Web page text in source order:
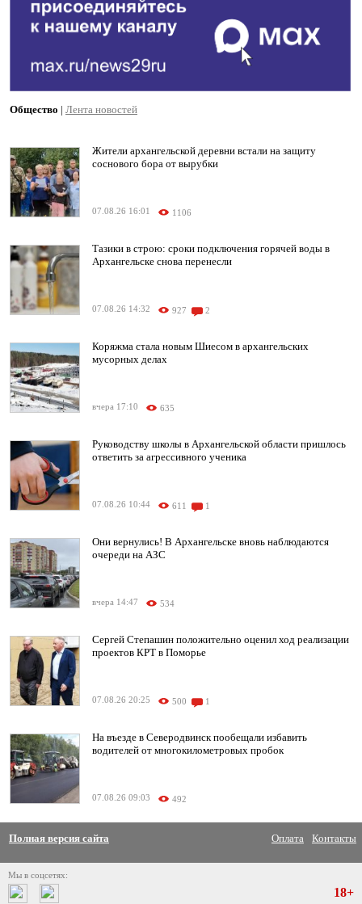
Общество | Лента новостей
Жители архангельской деревни встали на защиту
соснового бора от вырубки
07.08.26 16:01 1106
Тазики в строю: сроки подключения горячей воды в
Архангельске снова перенесли
07.08.26 14:32 927 2
Коряжма стала новым Шиесом в архангельских
мусорных делах
вчера 17:10 635
Руководству школы в Архангельской области пришлось
ответить за агрессивного ученика
07.08.26 10:44 611 1
Они вернулись! В Архангельске вновь наблюдаются
очереди на АЗС
вчера 14:47 534
Сергей Степашин положительно оценил ход реализации
проектов КРТ в Поморье
07.08.26 20:25 500 1
На въезде в Северодвинск пообещали избавить
водителей от многокилометровых пробок
07.08.26 09:03 492
Полная версия сайта Оплата Контакты
Мы в соцсетях:
18+